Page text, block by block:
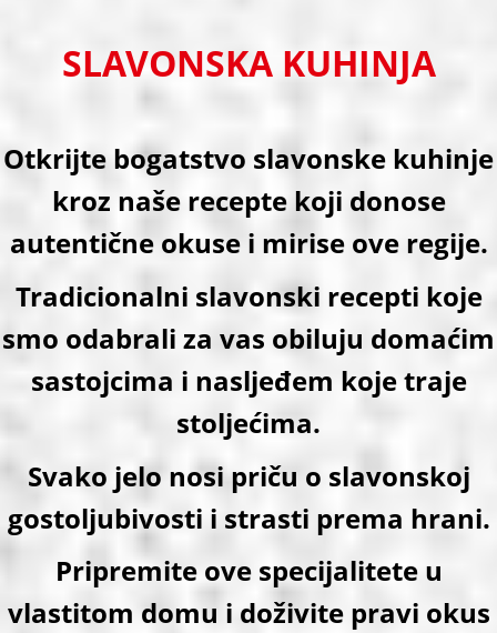
SLAVONSKA KUHINJA
Otkrijte bogatstvo slavonske kuhinje
kroz naše recepte koji donose
autentične okuse i mirise ove regije.
Tradicionalni slavonski recepti koje
smo odabrali za vas obiluju domaćim
sastojcima i nasljeđem koje traje
stoljećima.
Svako jelo nosi priču o slavonskoj
gostoljubivosti i strasti prema hrani.
Pripremite ove specijalitete u
vlastitom domu i doživite pravi okus